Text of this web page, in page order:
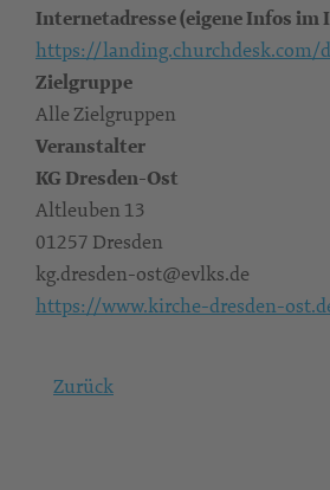
Internetadresse (eigene Infos im
https://landing.churchdesk.com/
Zielgruppe
Alle Zielgruppen
Veranstalter
KG Dresden-Ost
Altleuben 13
01257 Dresden
kg.dresden-ost@evlks.de
https://www.kirche-dresden-
Zurück